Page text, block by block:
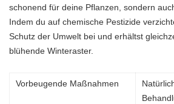
schonend für deine Pflanzen, sondern
Indem du auf chemische Pestizide
Schutz der Umwelt bei und erhältst
blühende Winteraster.
Vorbeugende Maßnahmen